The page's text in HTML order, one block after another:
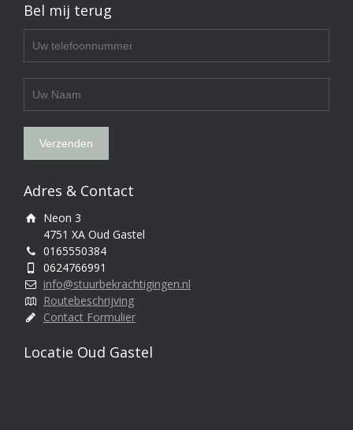
Bel mij terug
Adres & Contact
Neon 3
4751 XA Oud Gastel
0165550384
0624766991
info@stuurbekrachtigingen.nl
Routebeschrijving
Contact Formulier
Locatie Oud Gastel